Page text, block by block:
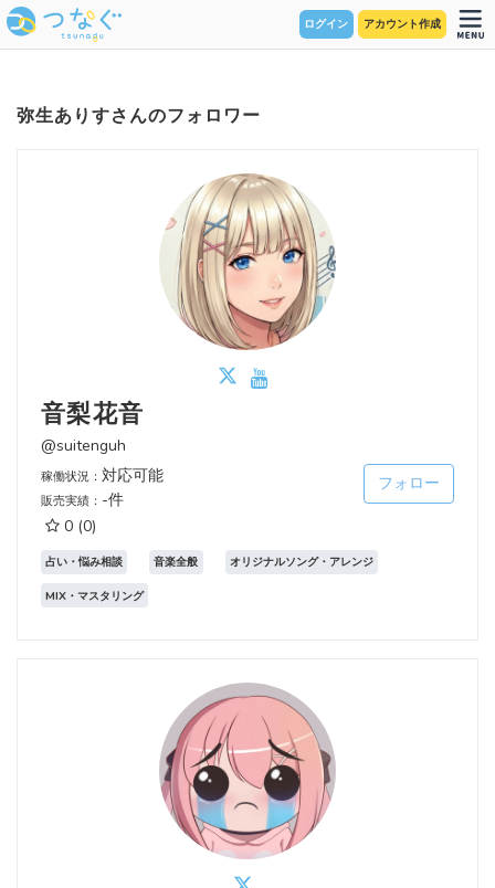
ログイン アカウント作成
弥生ありすさんのフォロワー
音梨花音
@suitenguh
稼働状況： 対応可能
販売実績： -件
0 (0)
フォロー
占い・悩み相談 音楽全般 オリジナルソング・アレンジ
MIX・マスタリング